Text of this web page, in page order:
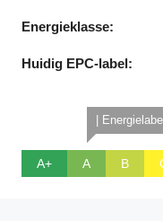
Energieklasse:
Huidig EPC-label:
A+
|
A B